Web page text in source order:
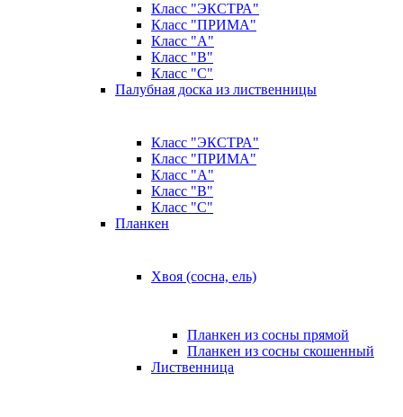
Класс "ЭКСТРА"
Класс "ПРИМА"
Класс "А"
Класс "B"
Класс "C"
Палубная доска из лиственницы
Класс "ЭКСТРА"
Класс "ПРИМА"
Класс "А"
Класс "B"
Класс "C"
Планкен
Хвоя (сосна, ель)
Планкен из сосны прямой
Планкен из сосны скошенный
Лиственница